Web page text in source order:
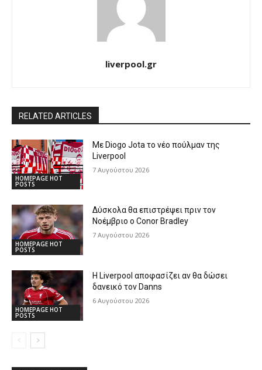
liverpool.gr
RELATED ARTICLES
HOMEPAGE HOT
POSTS
Με Diogo Jota το νέο πούλμαν της
Liverpool
7 Αυγούστου 2026
HOMEPAGE HOT
POSTS
Δύσκολα θα επιστρέψει πριν τον
Νοέμβριο ο Conor Bradley
7 Αυγούστου 2026
HOMEPAGE HOT
POSTS
Η Liverpool αποφασίζει αν θα δώσει
δανεικό τον Danns
6 Αυγούστου 2026